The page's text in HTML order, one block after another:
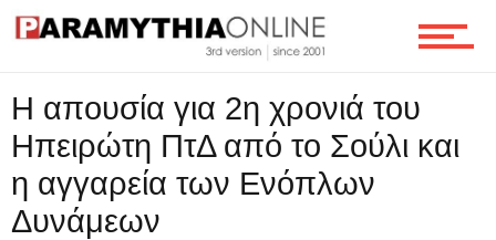
Επικοινωνία
Η απουσία για 2η χρονιά του
Ηπειρώτη ΠτΔ από το Σούλι και
η αγγαρεία των Ενόπλων
Δυνάμεων